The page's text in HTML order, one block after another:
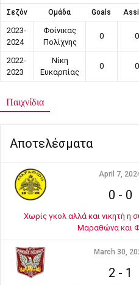
Σεζόν Ομάδα Goals
2023-
2024
Φοίνικας
Πολίχνης
0 0
2022-
2023
Νίκη
Ευκαρπίας
0 0
Παιχνίδια
Αποτελέσματα
April 7,
0 - 0
Χωρίς γκολ αλλά και νικητή η
Μαραθώνα και
March 30,
2 - 1